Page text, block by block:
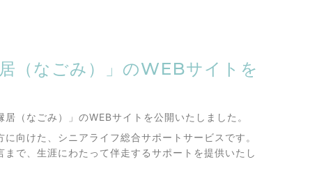
（なごみ）」のWEBサイトを
（なごみ）」のWEBサイトを公開いたしました。
向けた、シニアライフ総合サポートサービスです。
で、生涯にわたって伴走するサポートを提供いたし